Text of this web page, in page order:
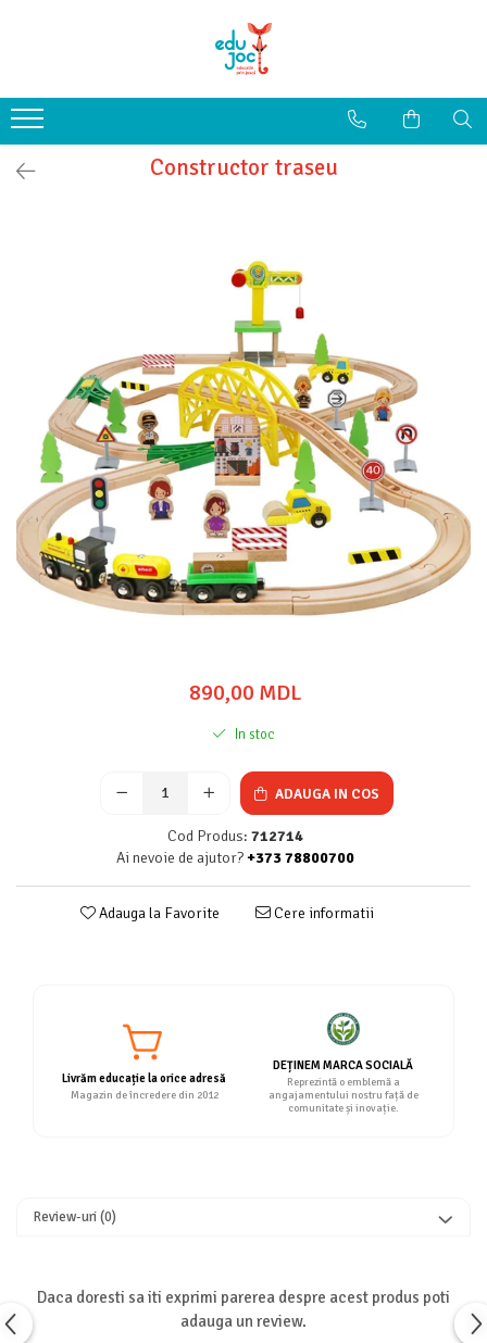
1-2 ani
3-4 ani
5-7 ani
Constructor traseu
890,00 MDL
In stoc
ADAUGA IN COS
Cod Produs: 712714
Ai nevoie de ajutor?+373 78800700
Adauga la Favorite Cere informatii
Livrăm educație la orice adresă
Magazin de încredere din 2012
DEȚINEM MARCA SOCIALĂ
Reprezintă o emblemă a
angajamentului nostru față de
comunitate și inovație.
Review-uri(0)
Daca doresti sa iti exprimi parerea despre acest produs poti
adauga un review.